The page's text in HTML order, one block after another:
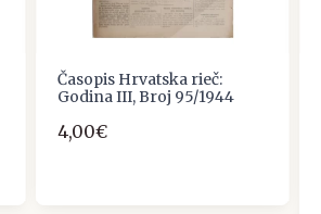
Časopis Hrvatska rieč:
Godina III, Broj 95/1944
4,00€